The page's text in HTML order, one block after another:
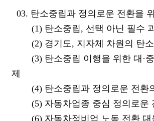
03. 탄소중립과 정의로운 전환을
(1) 탄소중립, 선택 아닌 필수
(2) 경기도, 지자체 차원의 탄
(3) 탄소중립 이행을 위한 대·중
제
(4) 탄소중립과 정의로운 전환
(5) 자동차업종 중심 정의로운
(6) 자동차정비업 노동 전환 대